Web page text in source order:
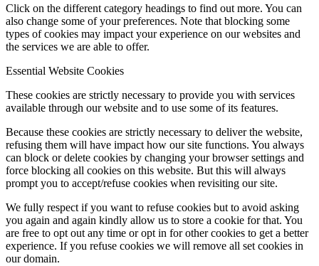
Click on the different category headings to find out more. You can
also change some of your preferences. Note that blocking some
types of cookies may impact your experience on our websites and
the services we are able to offer.
Essential Website Cookies
These cookies are strictly necessary to provide you with services
available through our website and to use some of its features.
Because these cookies are strictly necessary to deliver the website,
refusing them will have impact how our site functions. You always
can block or delete cookies by changing your browser settings and
force blocking all cookies on this website. But this will always
prompt you to accept/refuse cookies when revisiting our site.
We fully respect if you want to refuse cookies but to avoid asking
you again and again kindly allow us to store a cookie for that. You
are free to opt out any time or opt in for other cookies to get a better
experience. If you refuse cookies we will remove all set cookies in
our domain.